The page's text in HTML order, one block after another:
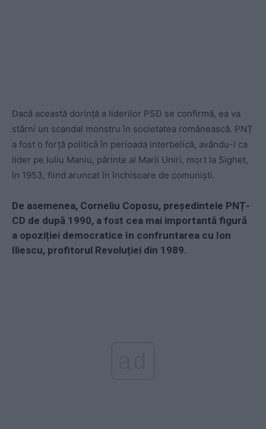
Dacă această dorință a liderilor PSD se confirmă, ea va
stârni un scandal monstru în societatea românească. PNȚ
a fost o forță politică în perioada interbelică, avându-l ca
lider pe Iuliu Maniu, părinte al Marii Uniri, mort la Sighet,
în 1953, fiind aruncat în închisoare de comuniști.
De asemenea, Corneliu Coposu, președintele PNȚ-
CD de după 1990, a fost cea mai importantă figură
a opoziției democratice în confruntarea cu Ion
Iliescu, profitorul Revoluției din 1989.